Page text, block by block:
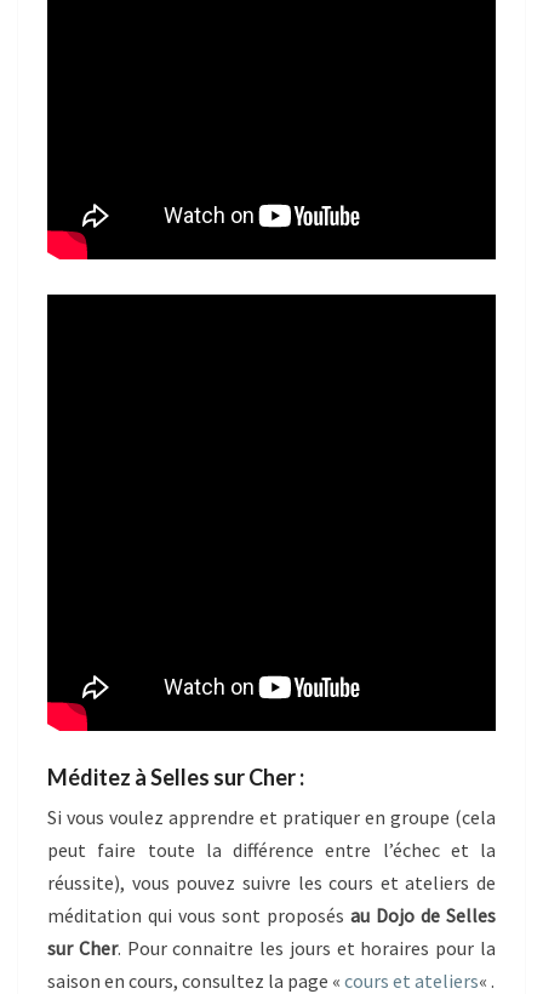
Méditez à Selles sur Cher :
Si vous voulez apprendre et pratiquer en groupe (cela
peut faire toute la différence entre l’échec et la
réussite), vous pouvez suivre les cours et ateliers de
méditation qui vous sont proposés au Dojo de Selles
sur Cher. Pour connaitre les jours et horaires pour la
saison en cours, consultez la page « cours et ateliers« .